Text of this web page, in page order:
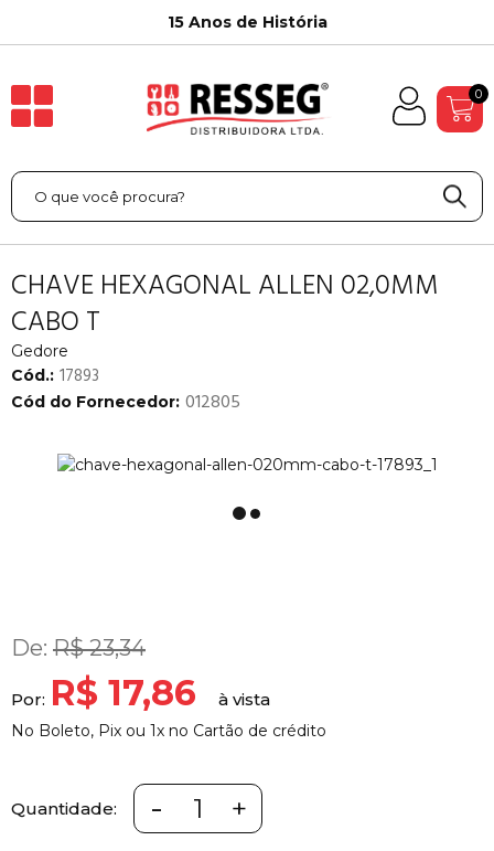
15 Anos de História
0
CHAVE HEXAGONAL ALLEN 02,0MM
CABO T
Gedore
Cód.: 17893
Cód do Fornecedor: 012805
De: R$ 23,34
Por: R$ 17,86
No Boleto, Pix ou 1x no Cartão de crédito
Quantidade: - +